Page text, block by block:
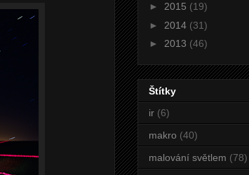
► 2015 (19)
► 2014 (31)
► 2013 (46)
Štítky
ir (6)
makro (40)
malování světlem (78)